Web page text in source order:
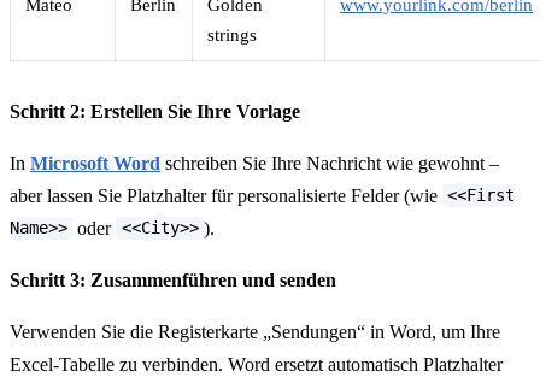
strings
Schritt 2: Erstellen Sie Ihre Vorlage
In Microsoft Word schreiben Sie Ihre Nachricht wie gewohnt –
aber lassen Sie Platzhalter für personalisierte Felder (wie <<First
Name>> oder <<City>> ).
Schritt 3: Zusammenführen und senden
Verwenden Sie die Registerkarte „Sendungen“ in Word, um Ihre
Excel-Tabelle zu verbinden. Word ersetzt automatisch Platzhalter